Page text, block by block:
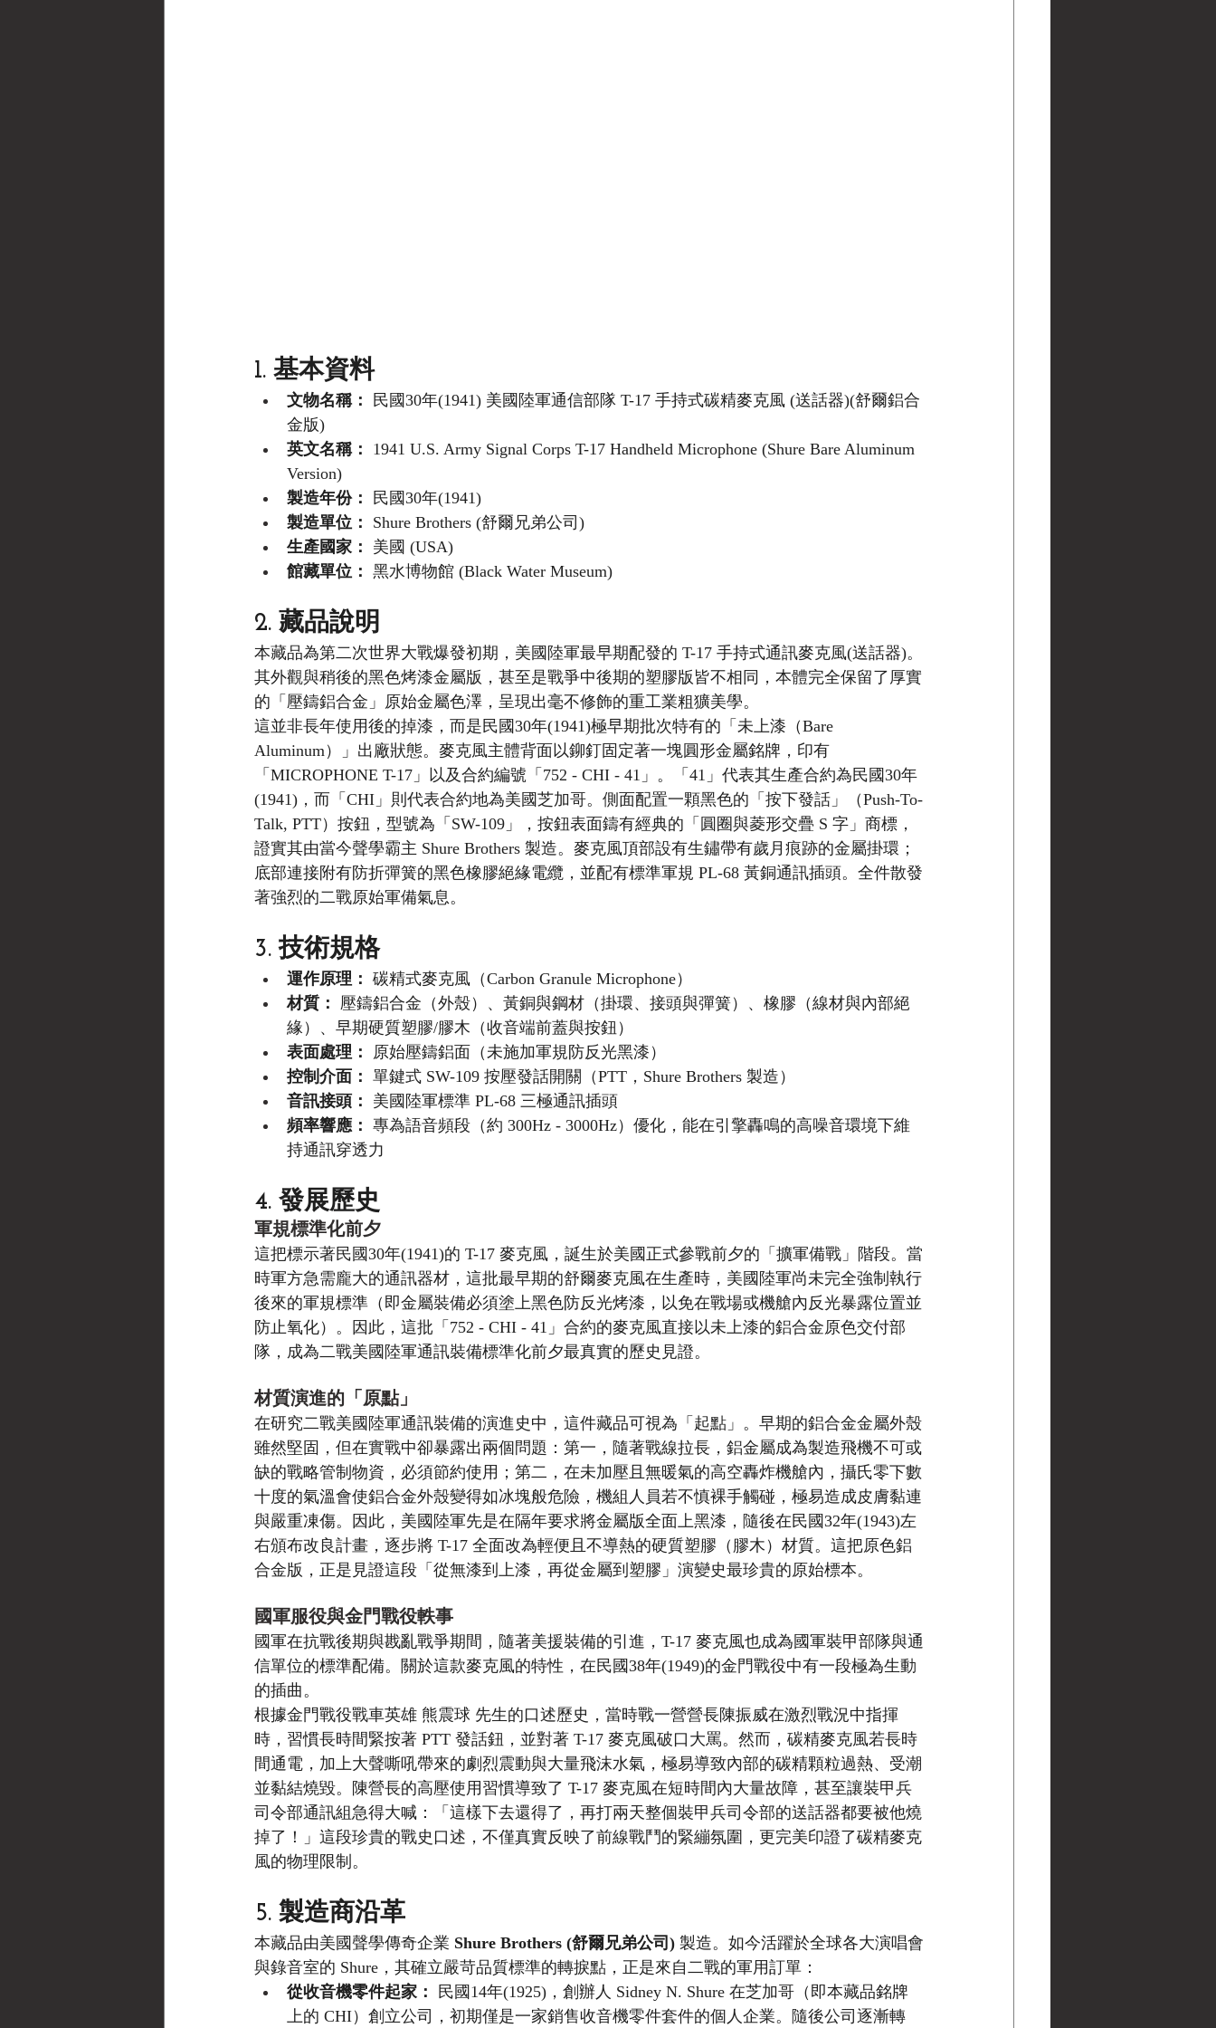
1. 基本資料
文物名稱：
民國30年(1941) 美國陸軍通信部隊 T-17 手持式碳精麥克風 (送話器)(舒爾鋁合
金版)
英文名稱：
1941 U.S. Army Signal Corps T-17 Handheld Microphone (Shure Bare Aluminum
Version)
製造年份：
民國30年(1941)
製造單位：
Shure Brothers (舒爾兄弟公司)
生產國家：
美國 (USA)
館藏單位： 黑水博物館 (Black Water Museum)
2. 藏品說明
本藏品為第二次世界大戰爆發初期，美國陸軍最早期配發的 T-17 手持式通訊麥克風(送話器)。
其外觀與稍後的黑色烤漆金屬版，甚至是戰爭中後期的塑膠版皆不相同，本體完全保留了厚實
的「壓鑄鋁合金」原始金屬色澤，呈現出毫不修飾的重工業粗獷美學。
這並非長年使用後的掉漆，而是民國30年(1941)極早期批次特有的「未上漆（Bare
Aluminum）」出廠狀態。麥克風主體背面以鉚釘固定著一塊圓形金屬銘牌，印有
「MICROPHONE T-17」以及合約編號「752 - CHI - 41」。「41」代表其生產合約為民國30年
(1941)，而「CHI」則代表合約地為美國芝加哥。側面配置一顆黑色的「按下發話」（Push-To-
Talk, PTT）按鈕，型號為「SW-109」，按鈕表面鑄有經典的「圓圈與菱形交疊 S 字」商標，
證實其由當今聲學霸主 Shure Brothers 製造。麥克風頂部設有生鏽帶有歲月痕跡的金屬掛環；
底部連接附有防折彈簧的黑色橡膠絕緣電纜，並配有標準軍規 PL-68 黃銅通訊插頭。全件散發
著強烈的二戰原始軍備氣息。
3. 技術規格
運作原理： 碳精式麥克風（Carbon Granule Microphone）
材質：
壓鑄鋁合金（外殼）、黃銅與鋼材（掛環、接頭與彈簧）、橡膠（線材與內部絕
緣）、早期硬質塑膠/膠木（收音端前蓋與按鈕）
表面處理：
原始壓鑄鋁面（未施加軍規防反光黑漆）
控制介面： 單鍵式 SW-109 按壓發話開關（PTT，Shure Brothers 製造）
音訊接頭：
美國陸軍標準 PL-68 三極通訊插頭
頻率響應： 專為語音頻段（約 300Hz - 3000Hz）優化，能在引擎轟鳴的高噪音環境下維
持通訊穿透力
4. 發展歷史
軍規標準化前夕
這把標示著民國30年(1941)的 T-17 麥克風，誕生於美國正式參戰前夕的「擴軍備戰」階段。當
時軍方急需龐大的通訊器材，這批最早期的舒爾麥克風在生產時，美國陸軍尚未完全強制執行
後來的軍規標準（即金屬裝備必須塗上黑色防反光烤漆，以免在戰場或機艙內反光暴露位置並
防止氧化）。因此，這批「752 - CHI - 41」合約的麥克風直接以未上漆的鋁合金原色交付部
隊，成為二戰美國陸軍通訊裝備標準化前夕最真實的歷史見證。
材質演進的「原點」
在研究二戰美國陸軍通訊裝備的演進史中，這件藏品可視為「起點」。早期的鋁合金金屬外殼
雖然堅固，但在實戰中卻暴露出兩個問題：第一，隨著戰線拉長，鋁金屬成為製造飛機不可或
缺的戰略管制物資，必須節約使用；第二，在未加壓且無暖氣的高空轟炸機艙內，攝氏零下數
十度的氣溫會使鋁合金外殼變得如冰塊般危險，機組人員若不慎裸手觸碰，極易造成皮膚黏連
與嚴重凍傷。因此，美國陸軍先是在隔年要求將金屬版全面上黑漆，隨後在民國32年(1943)左
右頒布改良計畫，逐步將 T-17 全面改為輕便且不導熱的硬質塑膠（膠木）材質。這把原色鋁
合金版，正是見證這段「從無漆到上漆，再從金屬到塑膠」演變史最珍貴的原始標本。
國軍服役與金門戰役軼事
國軍在抗戰後期與戡亂戰爭期間，隨著美援裝備的引進，T-17 麥克風也成為國軍裝甲部隊與通
信單位的標準配備。關於這款麥克風的特性，在民國38年(1949)的金門戰役中有一段極為生動
的插曲。
根據金門戰役戰車英雄 熊震球 先生的口述歷史，當時戰一營營長陳振威在激烈戰況中指揮
時，習慣長時間緊按著 PTT 發話鈕，並對著 T-17 麥克風破口大罵。然而，碳精麥克風若長時
間通電，加上大聲嘶吼帶來的劇烈震動與大量飛沫水氣，極易導致內部的碳精顆粒過熱、受潮
並黏結燒毀。陳營長的高壓使用習慣導致了 T-17 麥克風在短時間內大量故障，甚至讓裝甲兵
司令部通訊組急得大喊：「這樣下去還得了，再打兩天整個裝甲兵司令部的送話器都要被他燒
掉了！」這段珍貴的戰史口述，不僅真實反映了前線戰鬥的緊繃氛圍，更完美印證了碳精麥克
風的物理限制。
5. 製造商沿革
本藏品由美國聲學傳奇企業 Shure Brothers (舒爾兄弟公司) 製造。如今活躍於全球各大演唱會
與錄音室的 Shure，其確立嚴苛品質標準的轉捩點，正是來自二戰的軍用訂單：
從收音機零件起家：
民國14年(1925)，創辦人 Sidney N. Shure 在芝加哥（即本藏品銘牌
上的 CHI）創立公司，初期僅是一家銷售收音機零件套件的個人企業。隨後公司逐漸轉